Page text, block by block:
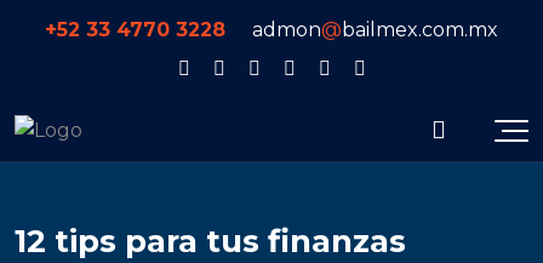
+52 33 4770 3228 admon@bailmex.com.mx
12 tips para tus finanzas